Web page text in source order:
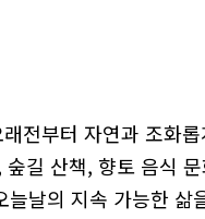
전부터 자연과 조화
길 산책, 향토 음식
날의 지속 가능한